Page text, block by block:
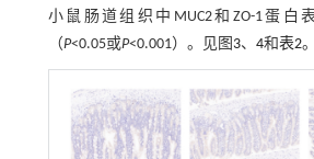
小鼠肠道组织中MUC2和ZO-1蛋白
（P<0.05或P<0.001）。见图 3、 4和表2。